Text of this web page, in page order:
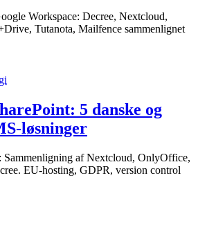
Workspace: Decree, Nextcloud,
Tutanota, Mailfence sammenlignet
5 danske og
løsninger
Sammenligning af Nextcloud, OnlyOffice,
EU-hosting, GDPR, version control